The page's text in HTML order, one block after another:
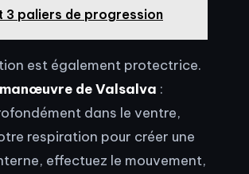
3 paliers de progression
est également protectrice.
manœuvre de Valsalva :
dans le ventre,
respiration pour créer une
effectuez le mouvement,